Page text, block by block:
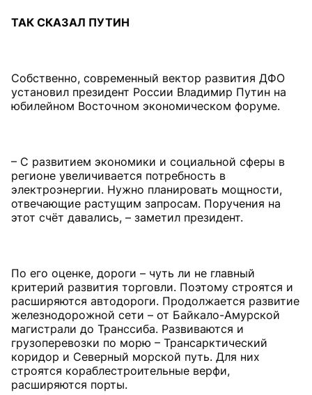
ТАК СКАЗАЛ ПУТИН
Собственно, современный вектор развития ДФО
установил президент России Владимир Путин на
юбилейном Восточном экономическом форуме.
– С развитием экономики и социальной сферы в
регионе увеличивается потребность в
электроэнергии. Нужно планировать мощности,
отвечающие растущим запросам. Поручения на
этот счёт давались, – заметил президент.
По его оценке, дороги – чуть ли не главный
критерий развития торговли. Поэтому строятся и
расширяются автодороги. Продолжается развитие
железнодорожной сети – от Байкало-Амурской
магистрали до Транссиба. Развиваются и
грузоперевозки по морю – Трансарктический
коридор и Северный морской путь. Для них
строятся кораблестроительные верфи,
расширяются порты.